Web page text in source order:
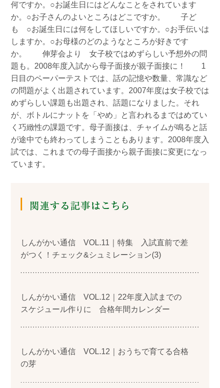
何ですか。○お誕生日にはどんなことをされています
か。○お子さんのよいところはどこですか。 子ど
も ○お誕生日には何をしてほしいですか。○お手伝いは
しますか。○お母様のどのようなところが好きです
か。 伸芽会より 女子校ではめずらしい予想外の問
題も。2008年度入試から母子面接が親子面接に！ 1
日目のペーパーテストでは、話の記憶や数量、常識など
の問題がよく出題されています。2007年度は女子校では
めずらしい課題も出題され、話題になりました。それ
が、ボトルにナットを「やめ」と言われるまではめてい
く巧緻性の課題です。母子面接は、チャイムが鳴ると話
が途中でも終わってしまうこともあります。2008年度入
試では、これまでの母子面接から親子面接に変更になっ
ています。
しんがかい通信 VOL.11｜特集 入試直前で差
がつく！チェック&シュミレーション(3)
しんがかい通信 VOL.12｜22年度入試までの
スケジュール作りに 合格年間カレンダー
しんがかい通信 VOL.12｜おうちで育てる合格
の芽